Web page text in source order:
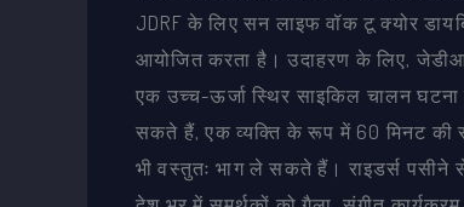
JDRF के लिए सन लाइफ वॉक टू क्योर
आयोजित करता है। उदाहरण के लिए,
एक उच्च-ऊर्जा स्थिर साइकिल चालन
सकते हैं, एक व्यक्ति के रूप में 60 मिनट की
भी वस्तुतः भाग ले सकते हैं। राइडर्स